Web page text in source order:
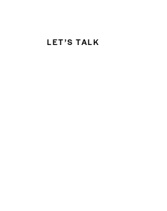
LET’S TALK